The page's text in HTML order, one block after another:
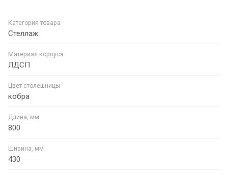
Категория товара
Стеллаж
Материал корпуса
ЛДСП
Цвет столешницы
кобра
Длина, мм
800
Ширина, мм
430